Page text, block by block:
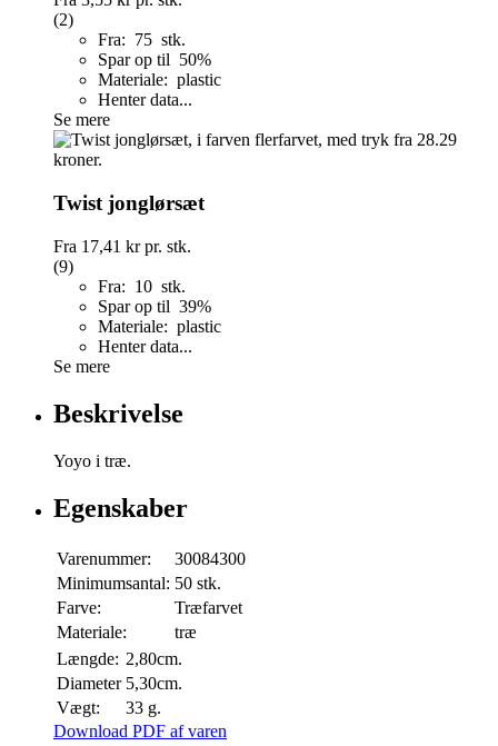
(2)
Fra: 75 stk.
Spar op til 50%
Materiale: plastic
Henter data...
Se mere
Twist jonglørsæt
Fra 17,41 krpr. stk.
(9)
Fra: 10 stk.
Spar op til 39%
Materiale: plastic
Henter data...
Se mere
Beskrivelse
Yoyo i træ.
Egenskaber
Varenummer:
30084300
Minimumsantal: 50 stk.
Farve:
Træfarvet
Materiale:
træ
Længde: 2,80cm.
Diameter 5,30cm.
Vægt:
33 g.
Download PDF af varen